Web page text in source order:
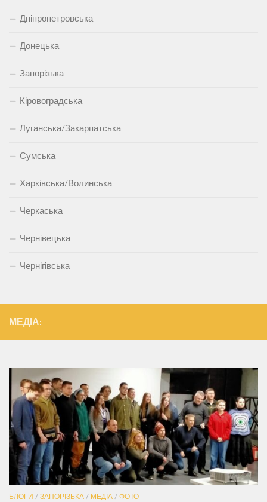
Дніпропетровська
Донецька
Запорізька
Кіровоградська
Луганська/Закарпатська
Сумська
Харківська/Волинська
Черкаська
Чернівецька
Чернігівська
МЕДІА:
БЛОГИ / ЗАПОРІЗЬКА / МЕДІА / ФОТО